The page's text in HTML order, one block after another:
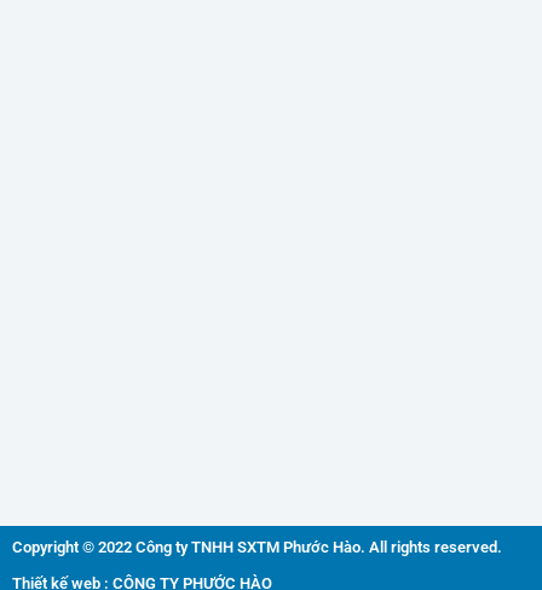
Copyright © 2022 Công ty TNHH SXTM Phước Hào. All rights reserved.
Thiết kế web : CÔNG TY PHƯỚC HÀO